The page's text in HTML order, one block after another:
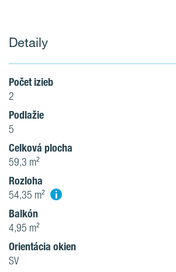
Detaily
Počet izieb
2
Podlažie
5
Celková plocha
59,3 m²
Rozloha
54,35 m² i
Balkón
4,95 m²
Orientácia okien
SV